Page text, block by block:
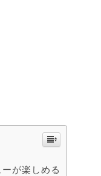
が楽しめる